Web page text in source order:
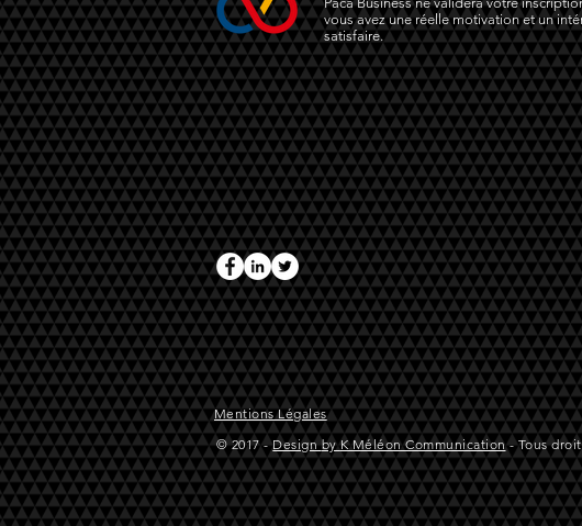
© 2017 -DesignbyK Méléon Communication- Tous
vous avez une réelle motivation et un
satisfaire.
Mentions Légales